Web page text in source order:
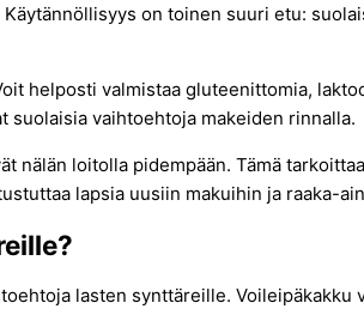
on toinen suuri etu:
helposti valmistaa gluteenittomia,
suolaisia vaihtoehtoja makeiden rinnalla.
loitolla pidempään. Tämä
lapsia uusiin makuihin ja raaka-
lasten synttäreille. Voileipäkakku